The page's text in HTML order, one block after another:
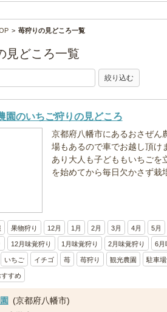
苺狩りの見どころ一覧
見どころ一覧
園のいちご狩りの見どころ
京都府八幡市にあるおさぜん
場もあるので車でお越し頂け
あり大人も子どももいちごを
を始めてから毎日欠かさず栽
果物狩り 12月 1月 2月 3月 4月 5月
12月味覚狩り 1月味覚狩り 2月味覚狩り 6月
いちご イチゴ 苺 苺狩り 観光農園 駐車
すめ
(京都府八幡市)